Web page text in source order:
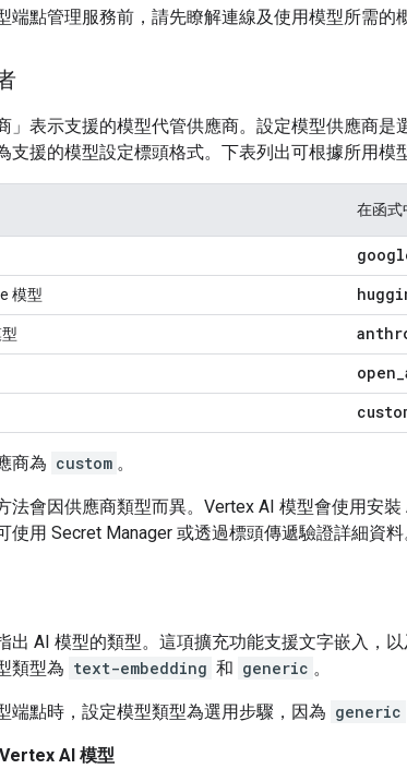
端點管理服務前，請先瞭解連線及使用模型所需的
」 表示支援的模型代管供應商。設定模型供應商
支援的模型設定標頭格式。下表列出可根據所用模
在函式
模型
open_
商為 custom 。
法會因供應商類型而異。Vertex AI 模型會使用安
使用 Secret Manager 或透過標頭傳遞驗證詳細資
出 AI 模型的類型。這項擴充功能支援文字嵌入，
類型為 text-embedding 和 generic 。
端點時，設定模型類型為選用步驟，因為 generic
AI 模型